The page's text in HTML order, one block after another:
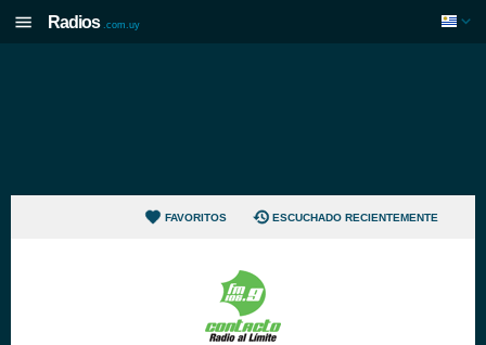
Radios .com.uy
FAVORITOS ESCUCHADO RECIENTEMENTE